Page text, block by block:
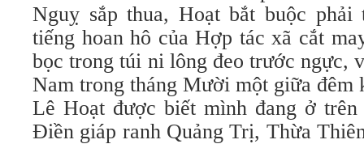
Nguỵ sắp thua, Hoạt bắt buộc
tiếng hoan hô của Hợp tác xã cắt
bọc trong túi ni lông đeo trước ngực,
Nam trong tháng Mười một giữa đêm
Lê Hoạt được biết mình đang ở trên
Điền giáp ranh Quảng Trị, Thừa